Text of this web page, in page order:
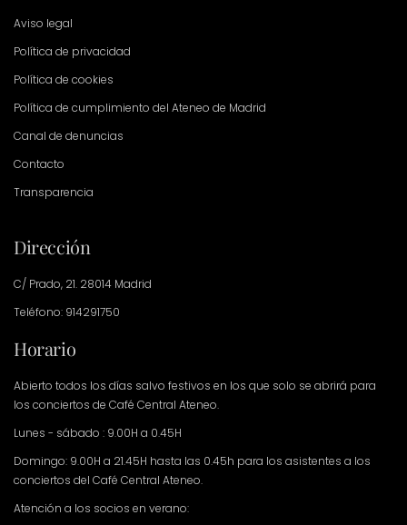
Aviso legal
Política de privacidad
Política de cookies
Política de cumplimiento del Ateneo de Madrid
Canal de denuncias
Contacto
Transparencia
Dirección
C/ Prado, 21. 28014 Madrid
Teléfono: 914291750
Horario
Abierto todos los días salvo festivos en los que solo se abrirá para
los conciertos de Café Central Ateneo.
Lunes - sábado : 9.00H a 0.45H
Domingo: 9.00H a 21.45H hasta las 0.45h para los asistentes a los
conciertos del Café Central Ateneo.
Atención a los socios en verano: